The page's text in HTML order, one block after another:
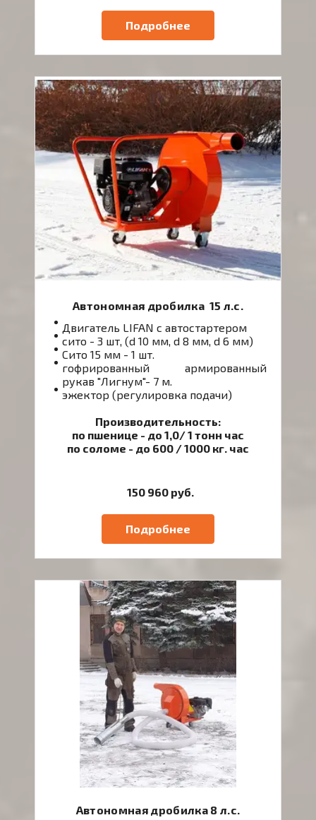
Подробнее
Автономная дробилка 15 л.с.
Двигатель LIFAN с автостартером
сито - 3 шт, (d 10 мм, d 8 мм, d 6 мм)
Сито 15 мм - 1 шт.
гофрированный армированный
рукав "Лигнум"- 7 м.
эжектор (регулировка подачи)
Производительность:
по пшенице - до 1,0/ 1 тонн час
по соломе - до 600 / 1000 кг. час
150 960 руб.
Подробнее
Автономная дробилка 8 л.с.